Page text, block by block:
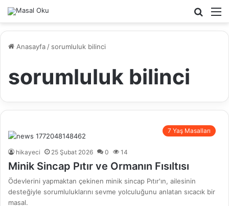
Arama
Anasayfa / sorumluluk bilinci
sorumluluk bilinci
7 Yaş Masalları
hikayeci 25 Şubat 2026 0 14
Minik Sincap Pıtır ve Ormanın Fısıltısı
Ödevlerini yapmaktan çekinen minik sincap Pıtır'ın, ailesinin
desteğiyle sorumluluklarını sevme yolculuğunu anlatan sıcacık bir
masal.